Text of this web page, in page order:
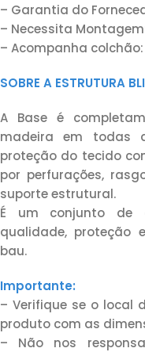
– Garantia do
– Necessita
– Acompanha
SOBRE A ESTRUTURA
A Base é
madeira em todas
proteção do tecido
por perfurações,
suporte estrutural.
É um conjunto de
qualidade, proteção
bau.
Importante:
– Verifique se o local
produto com as
– Não nos